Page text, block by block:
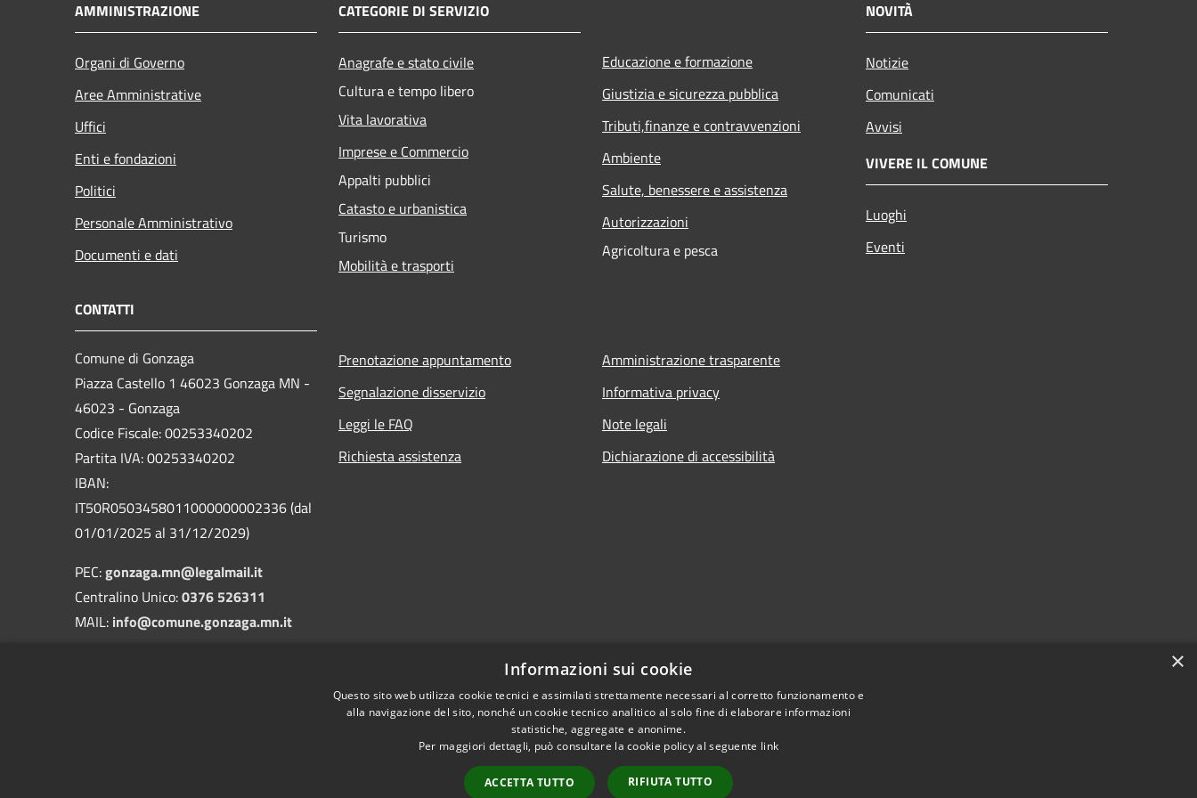
AMMINISTRAZIONE
Organi di Governo
Aree Amministrative
Uffici
Enti e fondazioni
Politici
Personale Amministrativo
Documenti e dati
CATEGORIE DI SERVIZIO
Anagrafe e stato civile
Cultura e tempo libero
Vita lavorativa
Imprese e Commercio
Appalti pubblici
Catasto e urbanistica
Turismo
Mobilità e trasporti
Educazione e formazione
Giustizia e sicurezza pubblica
Tributi,finanze e contravvenzioni
Ambiente
Salute, benessere e assistenza
Autorizzazioni
Agricoltura e pesca
NOVITÀ
Notizie
Comunicati
Avvisi
VIVERE IL COMUNE
Luoghi
Eventi
CONTATTI
Comune di Gonzaga
Piazza Castello 1 46023 Gonzaga MN -
46023 - Gonzaga
Codice Fiscale: 00253340202
Partita IVA: 00253340202
IBAN:
IT50R0503458011000000002336 (dal
01/01/2025 al 31/12/2029)
PEC:gonzaga.mn@legalmail.it
Centralino Unico:0376 526311
MAIL: info@comune.gonzaga.mn.it
Prenotazione appuntamento
Segnalazione disservizio
Leggi le FAQ
Richiesta assistenza
Amministrazione trasparente
Informativa privacy
Note legali
Dichiarazione di accessibilità
×
Informazioni sui cookie
Questo sito web utilizza cookie tecnici e assimilati strettamente necessari al corretto funzionamento e
alla navigazione del sito, nonché un cookie tecnico analitico al solo fine di elaborare informazioni
statistiche, aggregate e anonime.
Per maggiori dettagli, può consultare la cookie policy al seguente link
ACCETTA TUTTO RIFIUTA TUTTO